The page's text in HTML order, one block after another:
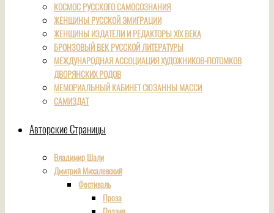
КОСМОС РУССКОГО САМОСОЗНАНИЯ
ЖЕНЩИНЫ РУССКОЙ ЭМИГРАЦИИ
ЖЕНЩИНЫ ИЗДАТЕЛИ И РЕДАКТОРЫ XIX ВЕКА
БРОНЗОВЫЙ ВЕК РУССКОЙ ЛИТЕРАТУРЫ
МЕЖДУНАРОДНАЯ АССОЦИАЦИЯ ХУДОЖНИКОВ-ПОТОМКОВ
ДВОРЯНСКИХ РОДОВ
МЕМОРИАЛЬНЫЙ КАБИНЕТ СЮЗАННЫ МАССИ
САМИЗДАТ
Авторские Страницы
Владимир Шали
Дмитрий Михалевский
Фестиваль
Проза